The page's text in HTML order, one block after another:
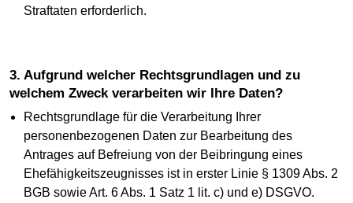
Straftaten erforderlich.
3. Aufgrund welcher Rechtsgrundlagen und zu
welchem Zweck verarbeiten wir Ihre Daten?
Rechtsgrundlage für die Verarbeitung Ihrer
personenbezogenen Daten zur Bearbeitung des
Antrages auf Befreiung von der Beibringung eines
Ehefähigkeitszeugnisses ist in erster Linie § 1309 Abs. 2
BGB sowie Art. 6 Abs. 1 Satz 1 lit. c) und e) DSGVO.